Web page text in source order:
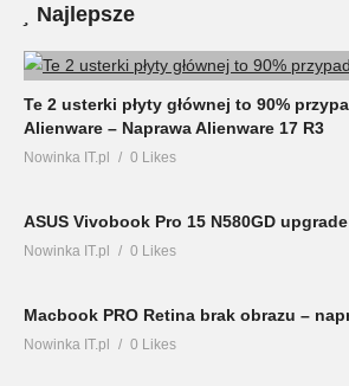
Najlepsze
Te 2 usterki płyty głównej to 90%
Alienware – Naprawa Alienware 17 R3
Nowinka IT.pl 0 Likes
ASUS Vivobook Pro 15 N580GD
Nowinka IT.pl 0 Likes
Macbook PRO Retina brak obrazu –
Nowinka IT.pl 0 Likes